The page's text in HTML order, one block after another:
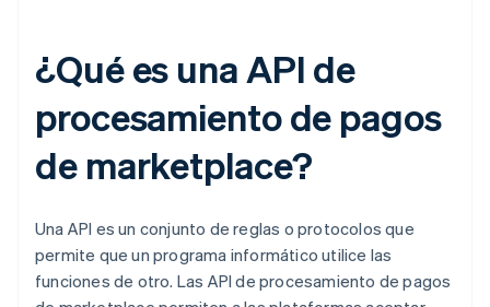
¿Qué es una API de
procesamiento de pagos
de marketplace?
Una API es un conjunto de reglas o protocolos que
permite que un programa informático utilice las
funciones de otro. Las API de procesamiento de pagos